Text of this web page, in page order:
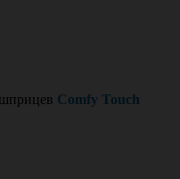
Comfy Touch